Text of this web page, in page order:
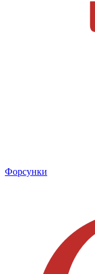
Форсунки